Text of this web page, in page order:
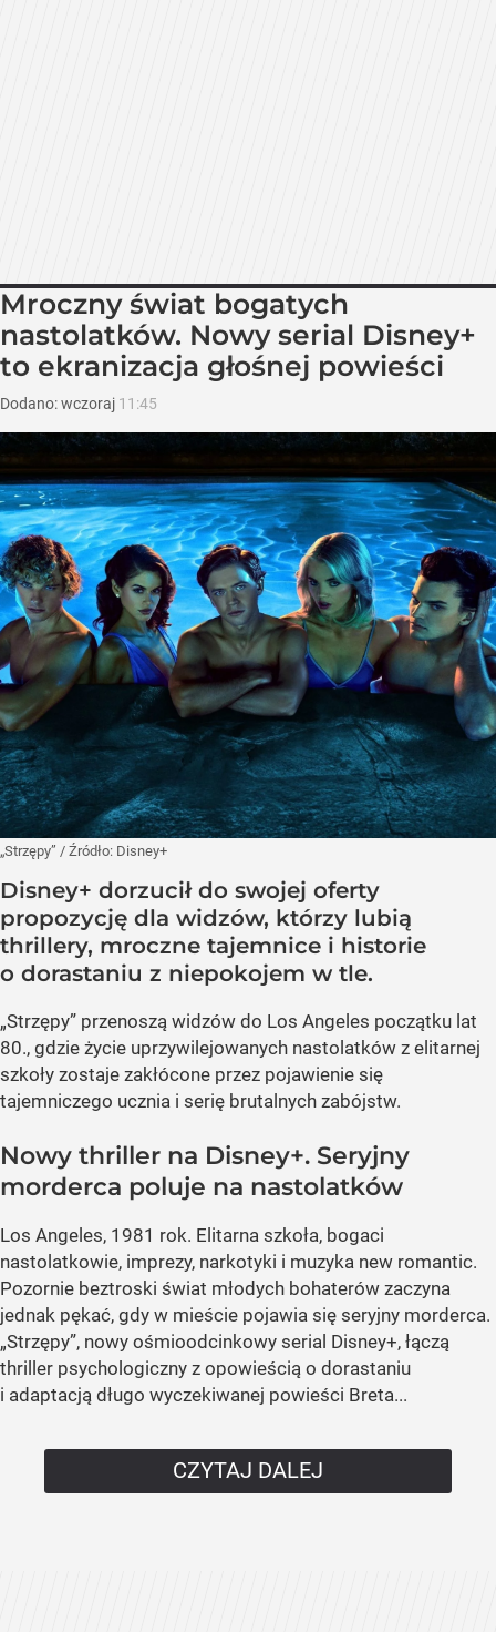
Mroczny świat bogatych
nastolatków. Nowy serial Disney+
to ekranizacja głośnej powieści
Dodano:wczoraj 11:45
„Strzępy” / Źródło: Disney+
Disney+ dorzucił do swojej oferty
propozycję dla widzów, którzy lubią
thrillery, mroczne tajemnice i historie
o dorastaniu z niepokojem w tle.
„Strzępy” przenoszą widzów do Los Angeles początku lat
80., gdzie życie uprzywilejowanych nastolatków z elitarnej
szkoły zostaje zakłócone przez pojawienie się
tajemniczego ucznia i serię brutalnych zabójstw.
Nowy thriller na Disney+. Seryjny
morderca poluje na nastolatków
Los Angeles, 1981 rok. Elitarna szkoła, bogaci
nastolatkowie, imprezy, narkotyki i muzyka new romantic.
Pozornie beztroski świat młodych bohaterów zaczyna
jednak pękać, gdy w mieście pojawia się seryjny morderca.
„Strzępy”, nowy ośmioodcinkowy serial Disney+, łączą
thriller psychologiczny z opowieścią o dorastaniu
i adaptacją długo wyczekiwanej powieści Breta...
CZYTAJ DALEJ